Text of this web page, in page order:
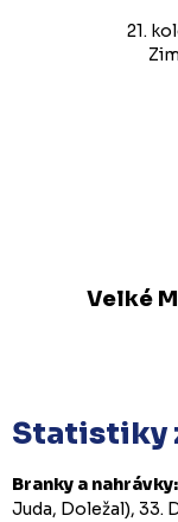
21.
Velké
Statistiky
Branky a nahrávky:
Juda, Doležal), 33.